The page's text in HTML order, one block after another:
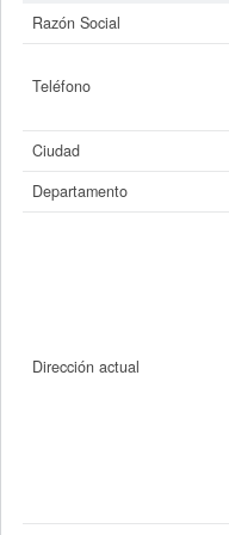
Razón Social
Teléfono
Ciudad
Departamento
Dirección actual